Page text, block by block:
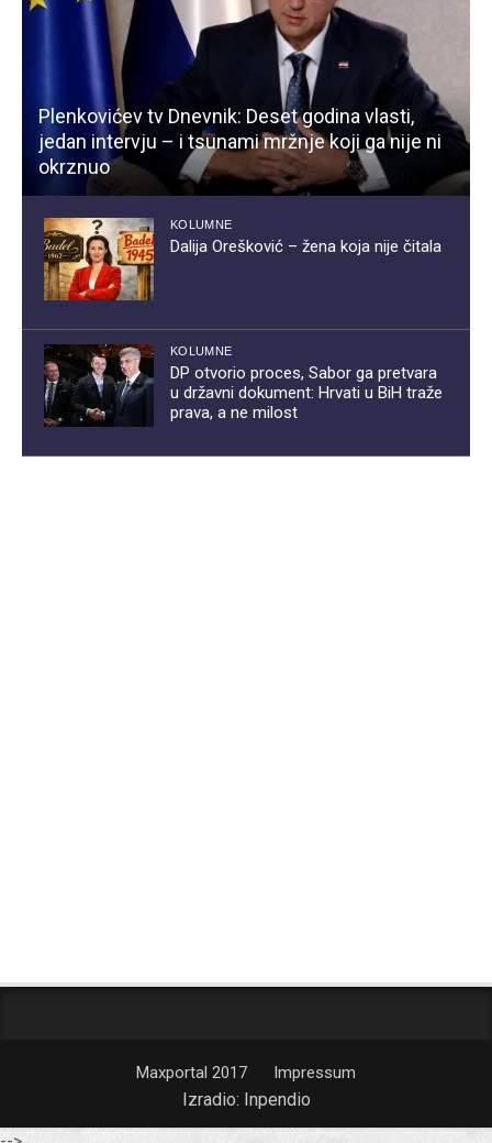
Plenkovićev tv Dnevnik: Deset godina vlasti,
jedan intervju – i tsunami mržnje koji ga nije ni
okrznuo
KOLUMNE
Dalija Orešković – žena koja nije čitala
KOLUMNE
DP otvorio proces, Sabor ga pretvara
u državni dokument: Hrvati u BiH traže
prava, a ne milost
Maxportal 2017 Impressum
Izradio: Inpendio